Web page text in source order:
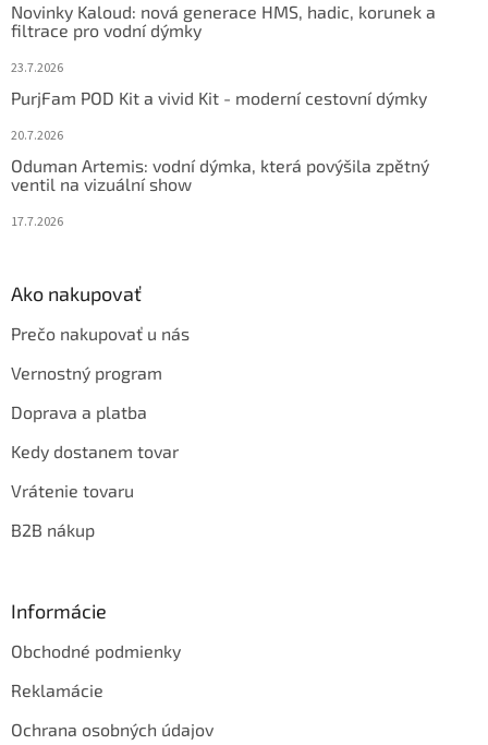
Novinky Kaloud: nová generace HMS, hadic, korunek a
filtrace pro vodní dýmky
23.7.2026
PurjFam POD Kit a vivid Kit - moderní cestovní dýmky
20.7.2026
Oduman Artemis: vodní dýmka, která povýšila zpětný
ventil na vizuální show
17.7.2026
Ako nakupovať
Prečo nakupovať u nás
Vernostný program
Doprava a platba
Kedy dostanem tovar
Vrátenie tovaru
B2B nákup
Informácie
Obchodné podmienky
Reklamácie
Ochrana osobných údajov